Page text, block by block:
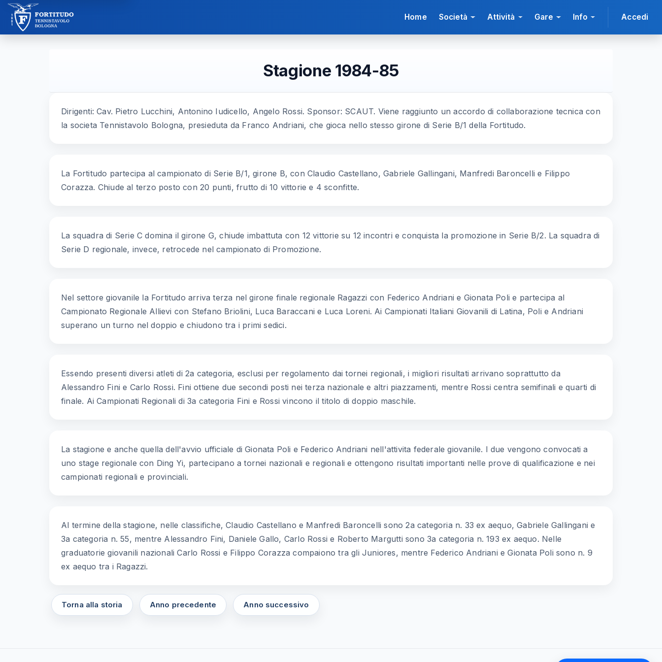
Home Società Attività Gare Info Accedi
Stagione 1984-85
Dirigenti: Cav. Pietro Lucchini, Antonino Iudicello, Angelo Rossi. Sponsor: SCAUT. Viene raggiunto un accordo di collaborazione tecnica con
la societa Tennistavolo Bologna, presieduta da Franco Andriani, che gioca nello stesso girone di Serie B/1 della Fortitudo.
La Fortitudo partecipa al campionato di Serie B/1, girone B, con Claudio Castellano, Gabriele Gallingani, Manfredi Baroncelli e Filippo
Corazza. Chiude al terzo posto con 20 punti, frutto di 10 vittorie e 4 sconfitte.
La squadra di Serie C domina il girone G, chiude imbattuta con 12 vittorie su 12 incontri e conquista la promozione in Serie B/2. La squadra di
Serie D regionale, invece, retrocede nel campionato di Promozione.
Nel settore giovanile la Fortitudo arriva terza nel girone finale regionale Ragazzi con Federico Andriani e Gionata Poli e partecipa al
Campionato Regionale Allievi con Stefano Briolini, Luca Baraccani e Luca Loreni. Ai Campionati Italiani Giovanili di Latina, Poli e Andriani
superano un turno nel doppio e chiudono tra i primi sedici.
Essendo presenti diversi atleti di 2a categoria, esclusi per regolamento dai tornei regionali, i migliori risultati arrivano soprattutto da
Alessandro Fini e Carlo Rossi. Fini ottiene due secondi posti nei terza nazionale e altri piazzamenti, mentre Rossi centra semifinali e quarti di
finale. Ai Campionati Regionali di 3a categoria Fini e Rossi vincono il titolo di doppio maschile.
La stagione e anche quella dell'avvio ufficiale di Gionata Poli e Federico Andriani nell'attivita federale giovanile. I due vengono convocati a
uno stage regionale con Ding Yi, partecipano a tornei nazionali e regionali e ottengono risultati importanti nelle prove di qualificazione e nei
campionati regionali e provinciali.
Al termine della stagione, nelle classifiche, Claudio Castellano e Manfredi Baroncelli sono 2a categoria n. 33 ex aequo, Gabriele Gallingani e
3a categoria n. 55, mentre Alessandro Fini, Daniele Gallo, Carlo Rossi e Roberto Margutti sono 3a categoria n. 193 ex aequo. Nelle
graduatorie giovanili nazionali Carlo Rossi e Filippo Corazza compaiono tra gli Juniores, mentre Federico Andriani e Gionata Poli sono n. 9
ex aequo tra i Ragazzi.
Torna alla storia Anno precedente Anno successivo